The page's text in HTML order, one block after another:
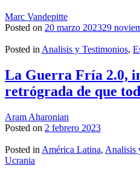
Marc Vandepitte
Posted on 20 marzo 202329
Posted in Analisis y Testimonios,
La Guerra Fría 2.0,
retrógrada de que
Aram Aharonian
Posted on 2 febrero 2023
Posted in América Latina, Analisis
Ucrania